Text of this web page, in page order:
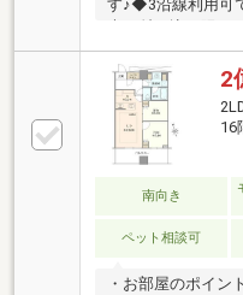
す♪◆3沿線利用可
光が射し込む陽だ
2
16
南向き
ペット相談可
・お部屋のポイン